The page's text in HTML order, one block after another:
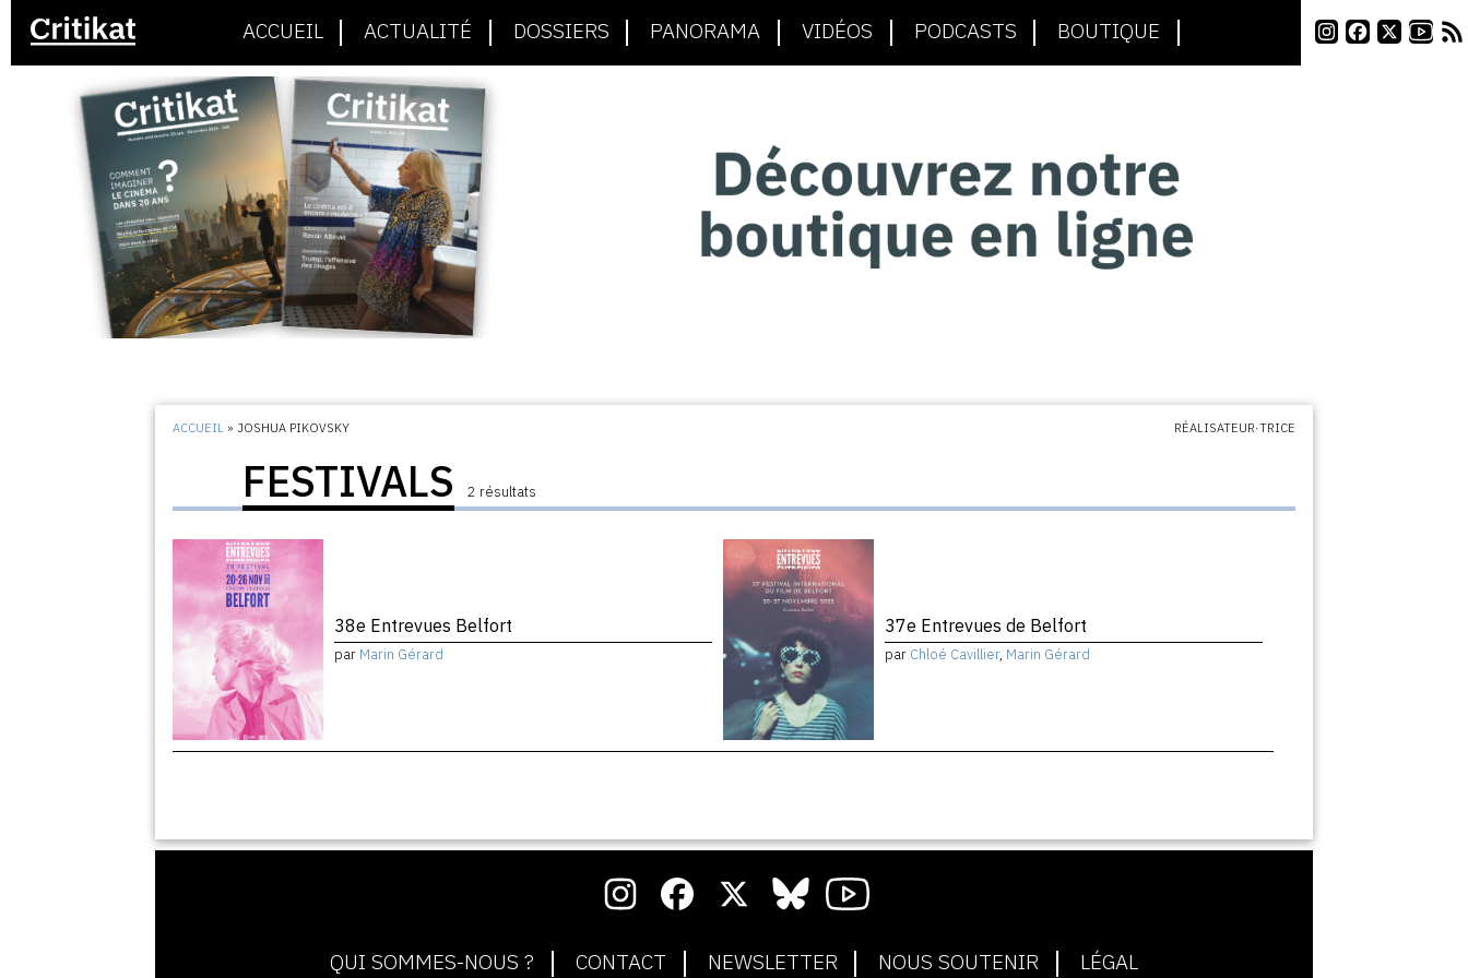
ACCUEIL ACTUALITÉ DOSSIERS PANORAMA VIDÉOS PODCASTS BOUTIQUE
ACCUEIL »JOSHUA PIKOVSKY RÉALISATEUR·TRICE
FESTIVALS 2 résultats
38e Entrevues Belfort
par Marin Gérard
37e Entrevues de Belfort
par Chloé Cavillier, Marin Gérard
QUI SOMMES-NOUS ? CONTACT NEWSLETTER NOUS SOUTENIR LÉGAL